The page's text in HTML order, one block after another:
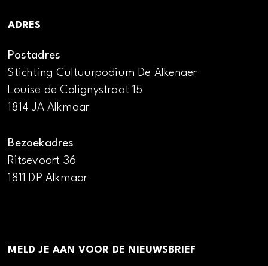
ADRES
Postadres
Stichting Cultuurpodium De Alkenaer
Louise de Colignystraat 15
1814 JA Alkmaar
Bezoekadres
Ritsevoort 36
1811 DP Alkmaar
MELD JE AAN VOOR DE NIEUWSBRIEF